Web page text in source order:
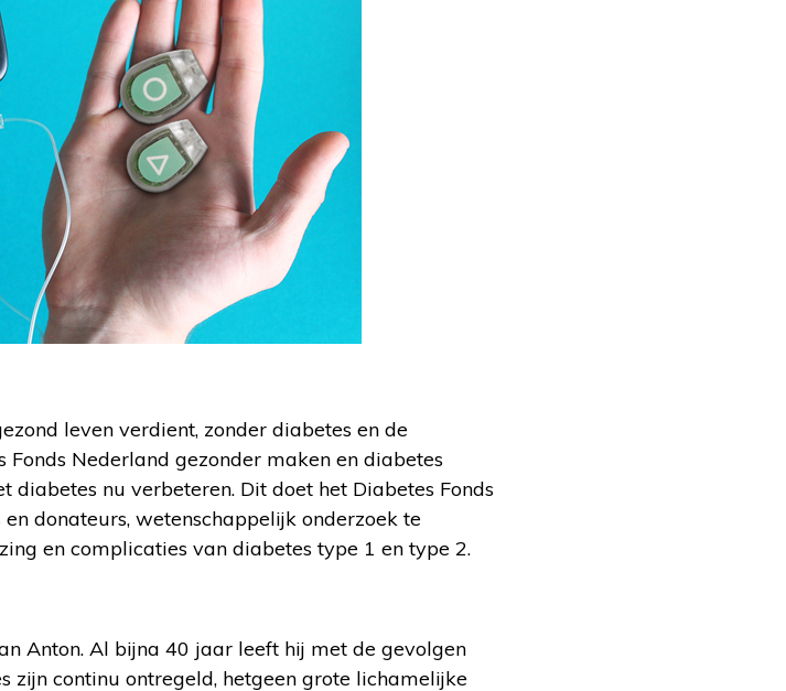
leven verdient, zonder diabetes en de
Nederland gezonder maken en diabetes
diabetes nu verbeteren. Dit doet het Diabetes Fonds
donateurs, wetenschappelijk onderzoek te
en complicaties van diabetes type 1 en type 2.
Anton. Al bijna 40 jaar leeft hij met de gevolgen
zijn continu ontregeld, hetgeen grote lichamelijke